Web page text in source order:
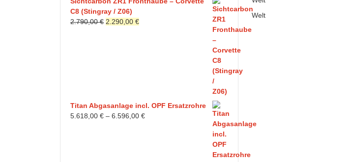
Welt
C8 (Stingray / Z06)
2.790,00€ Ursprünglicher
2.290,00 €Aktueller
Titan Abgasanlage incl. OPF Ersatzrohre
5.618,00 € – 6.596,00 €